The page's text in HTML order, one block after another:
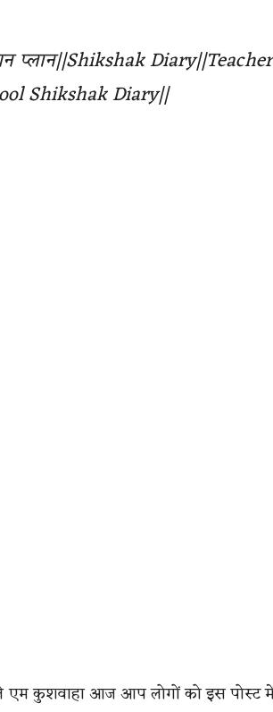
प्लान||Shikshak
Shikshak Diary||
कुशवाहा आज आप लोगों को इस पोस्ट में